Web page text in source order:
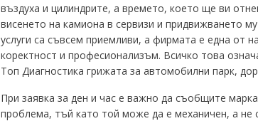
въздуха и цилиндрите, а времето, което ще ви
висенето на камиона в сервизи и придвижването
услуги са съвсем приемливи, а фирмата е една от
коректност и професионализъм. Всичко това
Топ Диагностика грижата за автомобилни парк,
При заявка за ден и час е важно да съобщите
проблема, тъй като той може да е механичен, а